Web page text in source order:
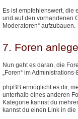
Es ist empfehlenswert, die
und auf den vorhandenen
Moderatoren“ aufzubauen.
7. Foren
Nun geht es daran, die
„Foren“ im
phpBB ermöglicht es dir,
unterhalb eines anderen
Kategorie kannst du
kannst du einen Link in